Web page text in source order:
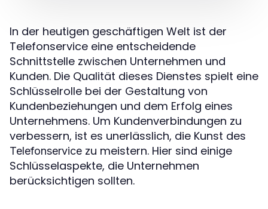
In der heutigen geschäftigen Welt ist der
Telefonservice eine entscheidende
Schnittstelle zwischen Unternehmen und
Kunden. Die Qualität dieses Dienstes spielt eine
Schlüsselrolle bei der Gestaltung von
Kundenbeziehungen und dem Erfolg eines
Unternehmens. Um Kundenverbindungen zu
verbessern, ist es unerlässlich, die Kunst des
Telefonservice zu meistern. Hier sind einige
Schlüsselaspekte, die Unternehmen
berücksichtigen sollten.